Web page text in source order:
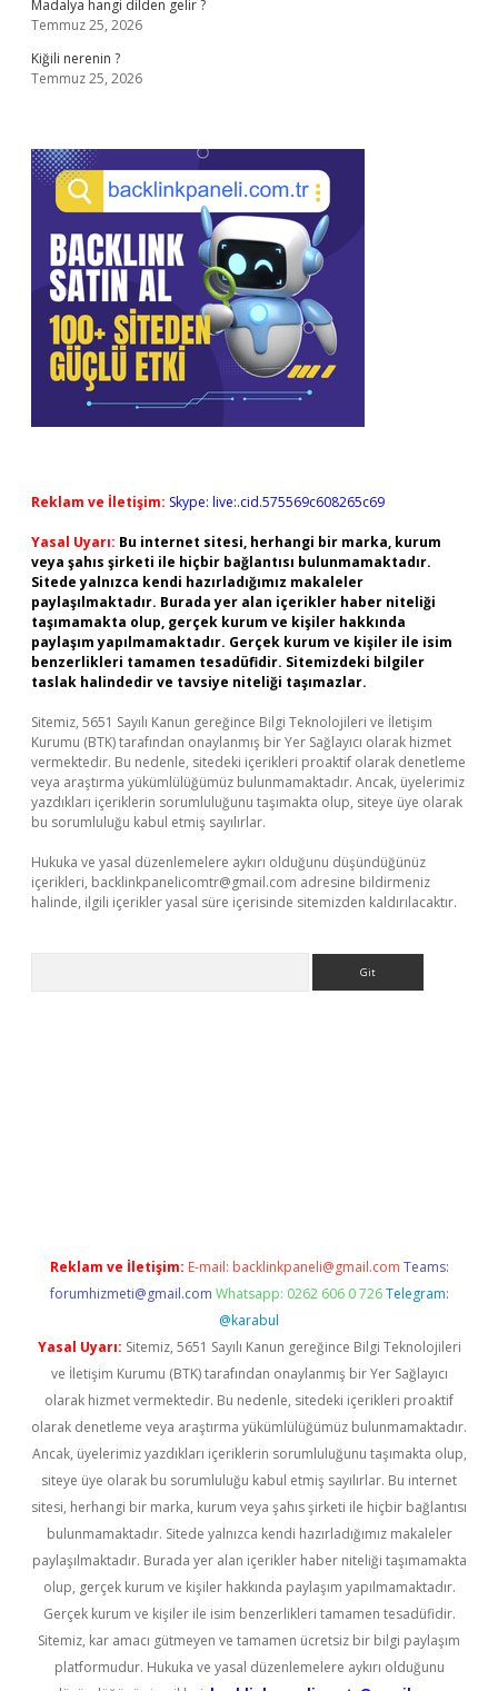
Madalya hangi dilden gelir ?
Temmuz 25, 2026
Kiğili nerenin ?
Temmuz 25, 2026
Reklam ve İletişim: Skype: live:.cid.575569c608265c69
Yasal Uyarı: Bu internet sitesi, herhangi bir marka, kurum
veya şahıs şirketi ile hiçbir bağlantısı bulunmamaktadır.
Sitede yalnızca kendi hazırladığımız makaleler
paylaşılmaktadır. Burada yer alan içerikler haber niteliği
taşımamakta olup, gerçek kurum ve kişiler hakkında
paylaşım yapılmamaktadır. Gerçek kurum ve kişiler ile isim
benzerlikleri tamamen tesadüfidir. Sitemizdeki bilgiler
taslak halindedir ve tavsiye niteliği taşımazlar.
Sitemiz, 5651 Sayılı Kanun gereğince Bilgi Teknolojileri ve İletişim
Kurumu (BTK) tarafından onaylanmış bir Yer Sağlayıcı olarak hizmet
vermektedir. Bu nedenle, sitedeki içerikleri proaktif olarak denetleme
veya araştırma yükümlülüğümüz bulunmamaktadır. Ancak, üyelerimiz
yazdıkları içeriklerin sorumluluğunu taşımakta olup, siteye üye olarak
bu sorumluluğu kabul etmiş sayılırlar.
Hukuka ve yasal düzenlemelere aykırı olduğunu düşündüğünüz
içerikleri, backlinkpanelicomtr@gmail.com adresine bildirmeniz
halinde, ilgili içerikler yasal süre içerisinde sitemizden kaldırılacaktır.
Reklam ve İletişim: E-mail: backlinkpaneli@gmail.com Teams:
forumhizmeti@gmail.com Whatsapp: 0262 606 0 726 Telegram:
@karabul
Yasal Uyarı: Sitemiz, 5651 Sayılı Kanun gereğince Bilgi Teknolojileri
ve İletişim Kurumu (BTK) tarafından onaylanmış bir Yer Sağlayıcı
olarak hizmet vermektedir. Bu nedenle, sitedeki içerikleri proaktif
olarak denetleme veya araştırma yükümlülüğümüz bulunmamaktadır.
Ancak, üyelerimiz yazdıkları içeriklerin sorumluluğunu taşımakta olup,
siteye üye olarak bu sorumluluğu kabul etmiş sayılırlar. Bu internet
sitesi, herhangi bir marka, kurum veya şahıs şirketi ile hiçbir bağlantısı
bulunmamaktadır. Sitede yalnızca kendi hazırladığımız makaleler
paylaşılmaktadır. Burada yer alan içerikler haber niteliği taşımamakta
olup, gerçek kurum ve kişiler hakkında paylaşım yapılmamaktadır.
Gerçek kurum ve kişiler ile isim benzerlikleri tamamen tesadüfidir.
Sitemiz, kar amacı gütmeyen ve tamamen ücretsiz bir bilgi paylaşım
platformudur. Hukuka ve yasal düzenlemelere aykırı olduğunu